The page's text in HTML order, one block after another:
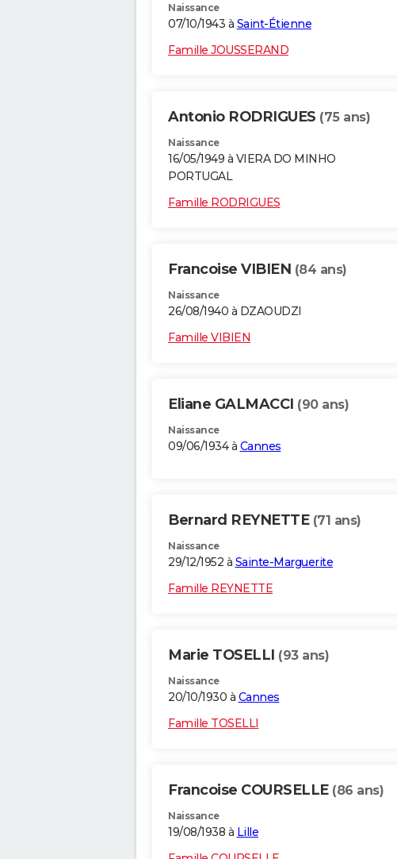
Naissance
07/10/1943 à Saint-Étienne
Famille JOUSSERAND
Antonio RODRIGUES (75 ans)
Naissance
16/05/1949 à VIERA DO MINHO
PORTUGAL
Famille RODRIGUES
Francoise VIBIEN (84 ans)
Naissance
26/08/1940 à DZAOUDZI
Famille VIBIEN
Eliane GALMACCI (90 ans)
Naissance
09/06/1934 à Cannes
Bernard REYNETTE (71 ans)
Naissance
29/12/1952 à Sainte-Marguerite
Famille REYNETTE
Marie TOSELLI (93 ans)
Naissance
20/10/1930 à Cannes
Famille TOSELLI
Francoise COURSELLE (86 ans)
Naissance
19/08/1938 à Lille